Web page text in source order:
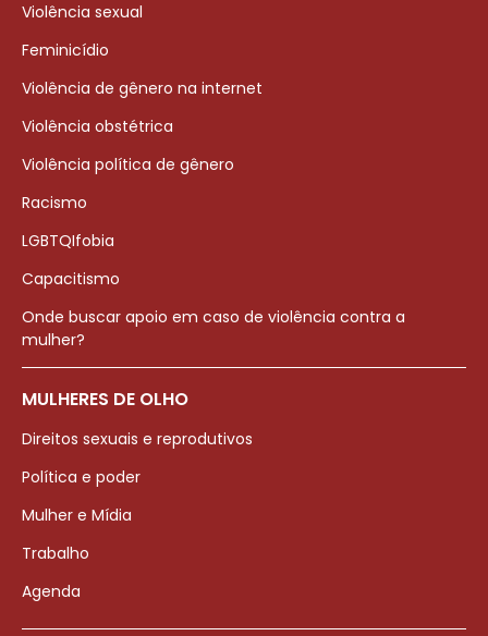
Violência sexual
Feminicídio
Violência de gênero na internet
Violência obstétrica
Violência política de gênero
Racismo
LGBTQIfobia
Capacitismo
Onde buscar apoio em caso de violência contra a
mulher?
MULHERES DE OLHO
Direitos sexuais e reprodutivos
Política e poder
Mulher e Mídia
Trabalho
Agenda